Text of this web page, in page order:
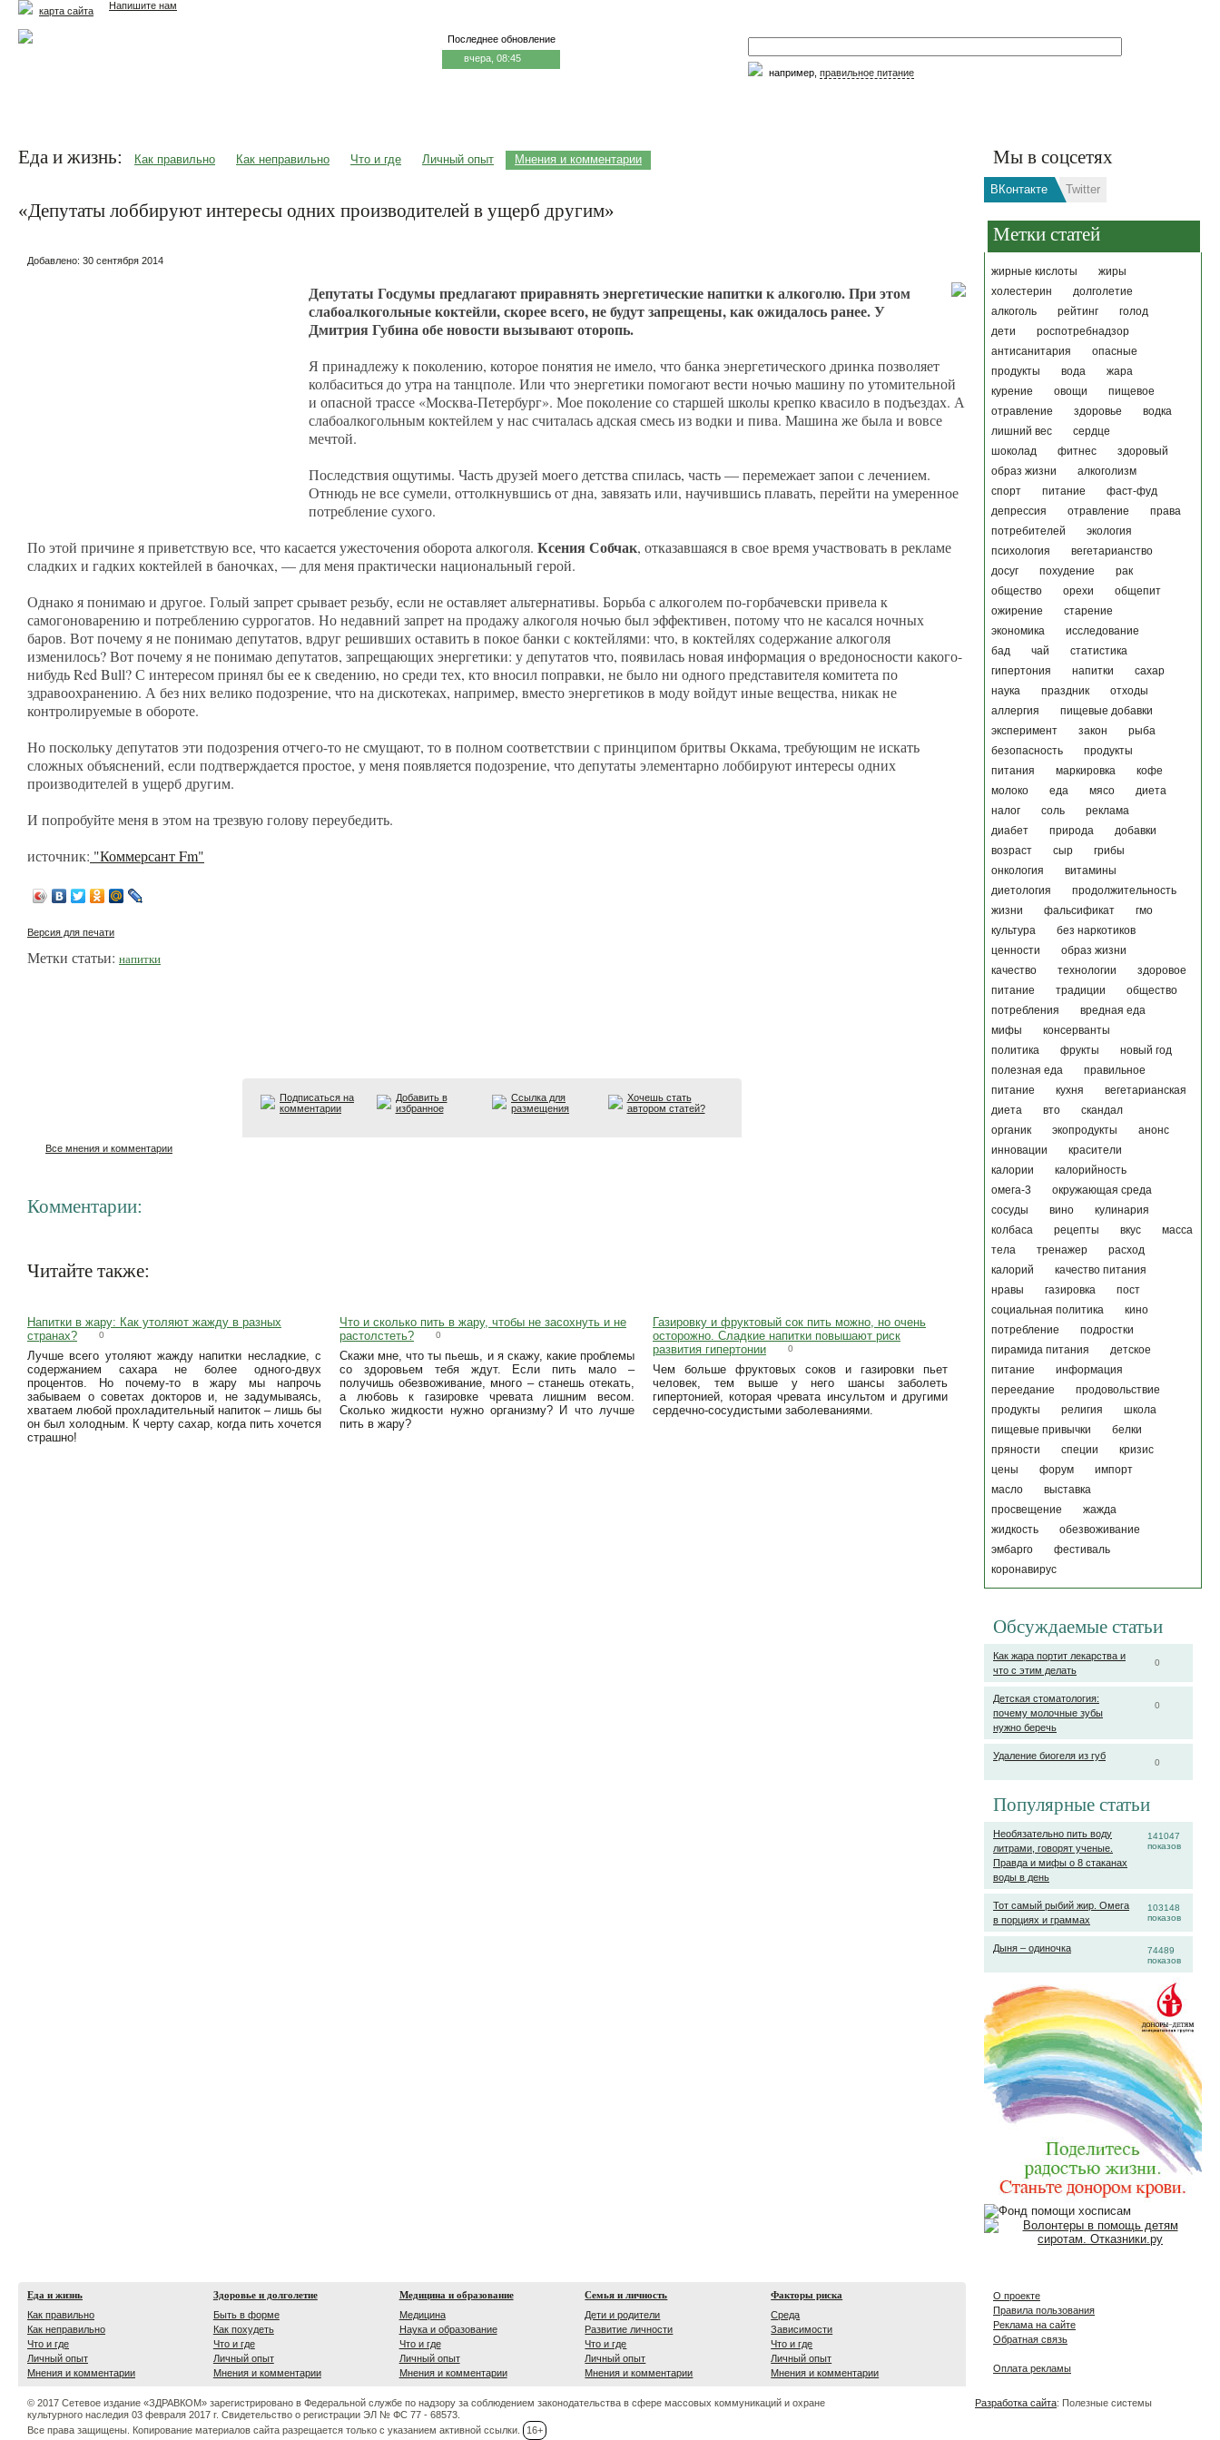
Напишите нам
например, правильное питание
карта сайта
Последнее обновление
вчера, 08:45
Мы в соцсетях
ВКонтакте Twitter
Метки статей
жирные кислоты
жиры
холестерин
долголетие
алкоголь
рейтинг
голод
дети
роспотребнадзор
антисанитария
опасные
продукты
вода
жара
курение
овощи
пищевое
отравление
здоровье
водка
лишний вес
сердце
шоколад
фитнес
здоровый
образ жизни
алкоголизм
спорт
питание
фаст-фуд
депрессия
отравление
права
потребителей
экология
психология
вегетарианство
досуг
похудение
рак
общество
орехи
общепит
ожирение
старение
экономика
исследование
бад
чай
статистика
гипертония
напитки
сахар
наука
праздник
отходы
аллергия
пищевые добавки
эксперимент
закон
рыба
безопасность
продукты
питания
маркировка
кофе
молоко
еда мясо
диета
налог
соль
реклама
диабет
природа
добавки
возраст
сыр
грибы
онкология
витамины
диетология
продолжительность
жизни
фальсификат
гмо
культура
без наркотиков
ценности
образ жизни
качество
технологии
здоровое
питание
традиции
общество
потребления
вредная еда
мифы
консерванты
политика
фрукты
новый год
полезная еда
правильное
питание
кухня
вегетарианская
диета
вто
скандал
органик
экопродукты
анонс
инновации
красители
калории
калорийность
омега-3
окружающая среда
сосуды
вино
кулинария
колбаса
рецепты вкус
масса
тела
тренажер
расход
калорий
качество питания
нравы
газировка
пост
социальная политика
кино
потребление
подростки
пирамида питания
детское
питание
информация
переедание
продовольствие
продукты
религия
школа
пищевые привычки
белки
пряности
специи
кризис
цены
форум
импорт
масло
выставка
просвещение
жажда
жидкость
обезвоживание
эмбарго
фестиваль
коронавирус
Обсуждаемые статьи
0
Как жара портит лекарства и
что с этим делать
0
Детская стоматология:
почему молочные зубы
нужно беречь
0
Удаление биогеля из губ
Популярные статьи
141047
показов
Необязательно пить воду
литрами, говорят ученые.
Правда и мифы о 8 стаканах
воды в день
103148
показов
Тот самый рыбий жир. Омега
в порциях и граммах
74489
показов
Дыня – одиночка
Еда и жизнь: Как правильно Как неправильно Что и где Личный опыт Мнения и комментарии
«Депутаты лоббируют интересы одних производителей в ущерб другим»
Добавлено: 30 сентября 2014
Депутаты Госдумы предлагают приравнять энергетические напитки к алкоголю. При этом
слабоалкогольные коктейли, скорее всего, не будут запрещены, как ожидалось ранее. У
Дмитрия Губина обе новости вызывают оторопь.
Я принадлежу к поколению, которое понятия не имело, что банка энергетического дринка позволяет
колбаситься до утра на танцполе. Или что энергетики помогают вести ночью машину по утомительной
и опасной трассе «Москва-Петербург». Мое поколение со старшей школы крепко квасило в подъездах. А
слабоалкогольным коктейлем у нас считалась адская смесь из водки и пива. Машина же была и вовсе
мечтой.
Последствия ощутимы. Часть друзей моего детства спилась, часть — перемежает запои с лечением.
Отнюдь не все сумели, оттолкнувшись от дна, завязать или, научившись плавать, перейти на умеренное
потребление сухого.
По этой причине я приветствую все, что касается ужесточения оборота алкоголя. Ксения Собчак, отказавшаяся в свое время участвовать в рекламе
сладких и гадких коктейлей в баночках, — для меня практически национальный герой.
Однако я понимаю и другое. Голый запрет срывает резьбу, если не оставляет альтернативы. Борьба с алкоголем по-горбачевски привела к
самогоноварению и потреблению суррогатов. Но недавний запрет на продажу алкоголя ночью был эффективен, потому что не касался ночных
баров. Вот почему я не понимаю депутатов, вдруг решивших оставить в покое банки с коктейлями: что, в коктейлях содержание алкоголя
изменилось? Вот почему я не понимаю депутатов, запрещающих энергетики: у депутатов что, появилась новая информация о вредоносности какого-
нибудь Red Bull? С интересом принял бы ее к сведению, но среди тех, кто вносил поправки, не было ни одного представителя комитета по
здравоохранению. А без них велико подозрение, что на дискотеках, например, вместо энергетиков в моду войдут иные вещества, никак не
контролируемые в обороте.
Но поскольку депутатов эти подозрения отчего-то не смущают, то в полном соответствии с принципом бритвы Оккама, требующим не искать
сложных объяснений, если подтверждается простое, у меня появляется подозрение, что депутаты элементарно лоббируют интересы одних
производителей в ущерб другим.
И попробуйте меня в этом на трезвую голову переубедить.
источник: "Коммерсант Fm"
Версия для печати
Метки статьи: напитки
Подписаться на
комментарии
Добавить в
избранное
Ссылка для
размещения
Хочешь стать
автором статей?
Все мнения и комментарии
Комментарии:
Читайте также:
Напитки в жару: Как утоляют жажду в разных
странах?
0
Лучше всего утоляют жажду напитки несладкие, с
содержанием сахара не более одного-двух
процентов. Но почему-то в жару мы напрочь
забываем о советах докторов и, не задумываясь,
хватаем любой прохладительный напиток – лишь бы
он был холодным. К черту сахар, когда пить хочется
страшно!
Что и сколько пить в жару, чтобы не засохнуть и не
растолстеть?
0
Скажи мне, что ты пьешь, и я скажу, какие проблемы
со здоровьем тебя ждут. Если пить мало –
получишь обезвоживание, много – станешь отекать,
а любовь к газировке чревата лишним весом.
Сколько жидкости нужно организму? И что лучше
пить в жару?
Газировку и фруктовый сок пить можно, но очень
осторожно. Сладкие напитки повышают риск
развития гипертонии
0
Чем больше фруктовых соков и газировки пьет
человек, тем выше у него шансы заболеть
гипертонией, которая чревата инсультом и другими
сердечно-сосудистыми заболеваниями.
О проекте
Правила пользования
Реклама на сайте
Обратная связь
Оплата рекламы
Еда и жизнь
Как правильно
Как неправильно
Что и где
Личный опыт
Мнения и комментарии
Здоровье и долголетие
Быть в форме
Как похудеть
Что и где
Личный опыт
Мнения и комментарии
Медицина и образование
Медицина
Наука и образование
Что и где
Личный опыт
Мнения и комментарии
Семья и личность
Дети и родители
Развитие личности
Что и где
Личный опыт
Мнения и комментарии
Факторы риска
Среда
Зависимости
Что и где
Личный опыт
Мнения и комментарии
Разработка сайта: Полезные системы
© 2017 Сетевое издание «ЗДРАВКОМ» зарегистрировано в Федеральной службе по надзору за соблюдением законодательства в сфере массовых коммуникаций и охране
культурного наследия 03 февраля 2017 г. Свидетельство о регистрации ЭЛ № ФС 77 - 68573.
Все права защищены. Копирование материалов сайта разрещается только с указанием активной ссылки.
16+